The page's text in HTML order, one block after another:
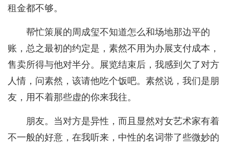
租金都不够。
帮忙策展的周成玺不知道怎么和场地那边平的
账，总之最初的约定是，素然不用为办展支付成本，
售卖所得与他对半分。展览结束后，我感到欠了对方
人情，问素然，该请他吃个饭吧。素然说，我们是朋
友，用不着那些虚的你来我往。
朋友。当对方是异性，而且显然对女艺术家有着
不一般的好意，在我听来，中性的名词带了些微妙的